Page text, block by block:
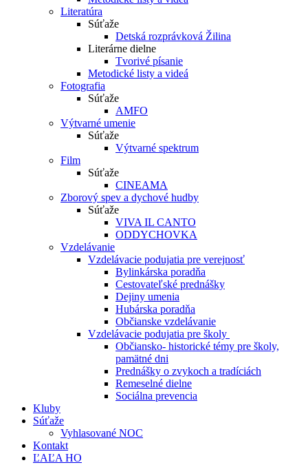
Literatúra
Súťaže
Detská rozprávková Žilina
Literárne dielne
Tvorivé písanie
Metodické listy a videá
Fotografia
Súťaže
AMFO
Výtvarné umenie
Súťaže
Výtvarné spektrum
Film
Súťaže
CINEAMA
Zborový spev a dychové hudby
Súťaže
VIVA IL CANTO
ODDYCHOVKA
Vzdelávanie
Vzdelávacie podujatia pre verejnosť
Bylinkárska poradňa
Cestovateľské prednášky
Dejiny umenia
Hubárska poradňa
Občianske vzdelávanie
Vzdelávacie podujatia pre školy
Občiansko- historické témy pre školy,
pamätné dni
Prednášky o zvykoch a tradíciách
Remeselné dielne
Sociálna prevencia
Kluby
Súťaže
Vyhlasované NOC
Kontakt
ĽAĽA HO